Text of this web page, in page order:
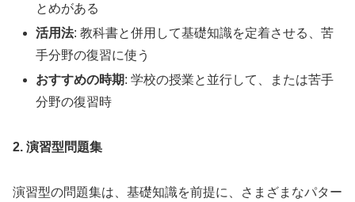
とめがある
活用法: 教科書と併用して基礎知識を定着させる、苦
手分野の復習に使う
おすすめの時期: 学校の授業と並行して、または苦手
分野の復習時
2. 演習型問題集
演習型の問題集は、基礎知識を前提に、さまざまなパター